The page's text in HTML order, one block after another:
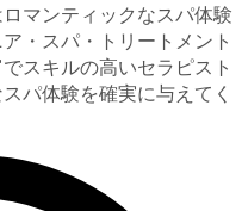
マンティックなスパ体験
・スパ・トリートメント
スキルの高いセラピスト
パ体験を確実に与えてく